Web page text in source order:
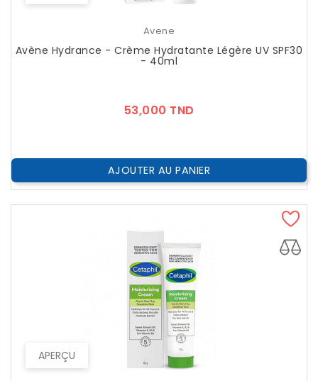
Avene
Avène Hydrance - Crème Hydratante Légère UV SPF30
- 40ml
53,000 TND
AJOUTER AU PANIER
APERÇU